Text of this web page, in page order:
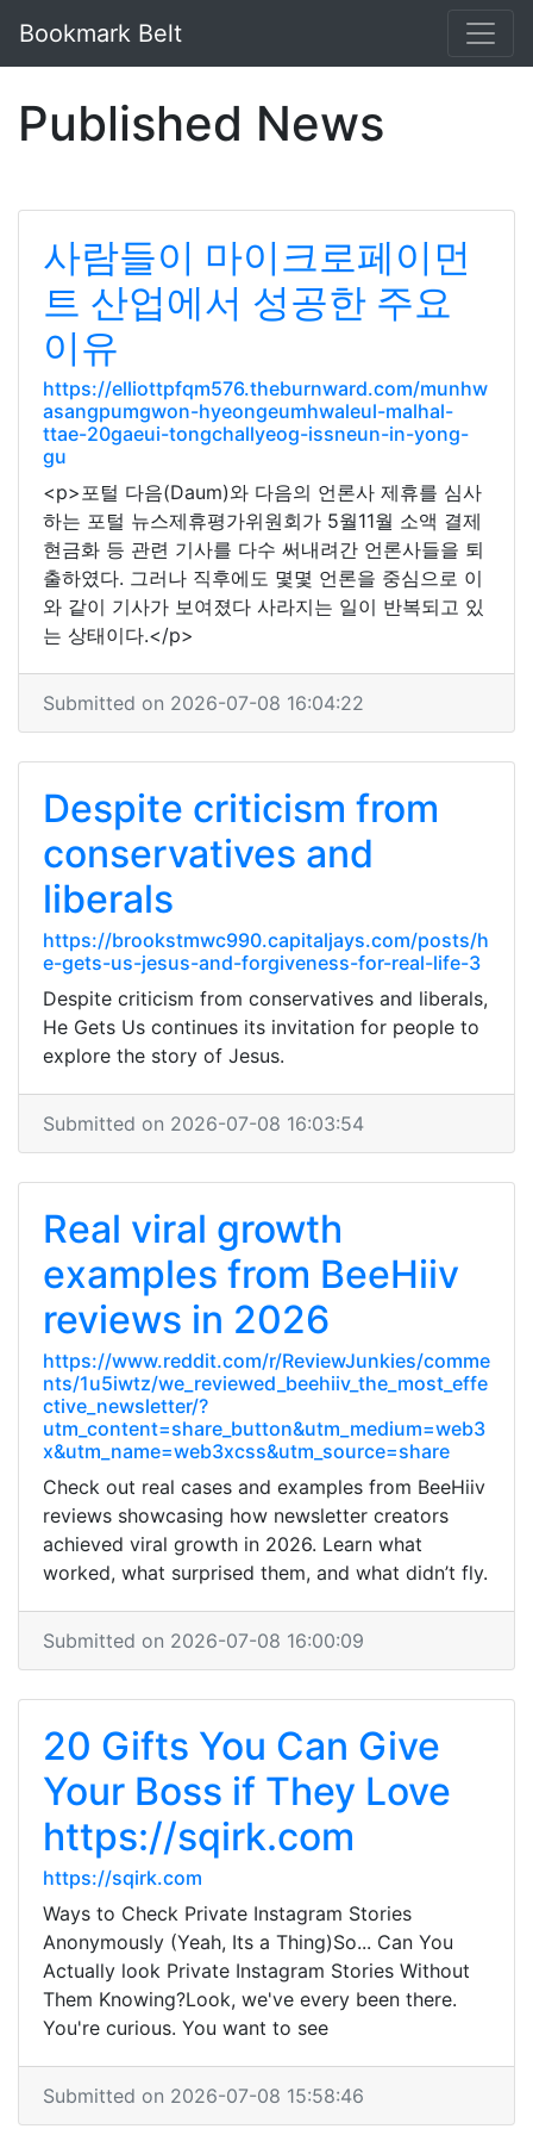
Bookmark Belt
Published News
사람들이 마이크로페이먼
트 산업에서 성공한 주요
이유
https://elliottpfqm576.theburnward.com/munhw
asangpumgwon-hyeongeumhwaleul-malhal-
ttae-20gaeui-tongchallyeog-issneun-in-yong-
gu
<p>포털 다음(Daum)와 다음의 언론사 제휴를 심사
하는 포털 뉴스제휴평가위원회가 5월11월 소액 결제
현금화 등 관련 기사를 다수 써내려간 언론사들을 퇴
출하였다. 그러나 직후에도 몇몇 언론을 중심으로 이
와 같이 기사가 보여졌다 사라지는 일이 반복되고 있
는 상태이다.</p>
Submitted on 2026-07-08 16:04:22
Despite criticism from
conservatives and
liberals
https://brookstmwc990.capitaljays.com/posts/h
e-gets-us-jesus-and-forgiveness-for-real-life-3
Despite criticism from conservatives and liberals,
He Gets Us continues its invitation for people to
explore the story of Jesus.
Submitted on 2026-07-08 16:03:54
Real viral growth
examples from BeeHiiv
reviews in 2026
https://www.reddit.com/r/ReviewJunkies/comme
nts/1u5iwtz/we_reviewed_beehiiv_the_most_effe
ctive_newsletter/?
utm_content=share_button&utm_medium=web3
x&utm_name=web3xcss&utm_source=share
Check out real cases and examples from BeeHiiv
reviews showcasing how newsletter creators
achieved viral growth in 2026. Learn what
worked, what surprised them, and what didn’t fly.
Submitted on 2026-07-08 16:00:09
20 Gifts You Can Give
Your Boss if They Love
https://sqirk.com
https://sqirk.com
Ways to Check Private Instagram Stories
Anonymously (Yeah, Its a Thing)So... Can You
Actually look Private Instagram Stories Without
Them Knowing?Look, we've every been there.
You're curious. You want to see
Submitted on 2026-07-08 15:58:46